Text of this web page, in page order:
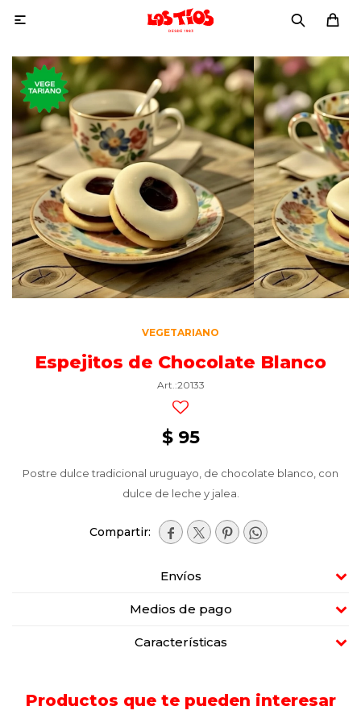

VEGETARIANO
Espejitos de Chocolate Blanco
20133
$ 95
Postre dulce tradicional uruguayo, de chocolate blanco, con
dulce de leche y jalea.
   
Envíos
Medios de pago
Características
Productos que te pueden interesar